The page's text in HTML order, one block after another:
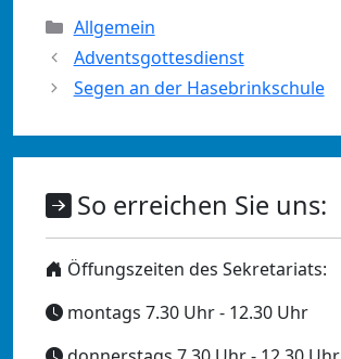
Kategorien
Allgemein
Adventsgottesdienst
Segen an der Hasebrinkschule
So erreichen Sie uns:
Öffungszeiten des Sekretariats:
montags 7.30 Uhr - 12.30 Uhr